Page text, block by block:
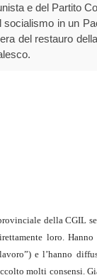
e del Partito
socialismo in un
del restauro
della CGIL
loro. Hanno
e l’hanno
molti consensi.